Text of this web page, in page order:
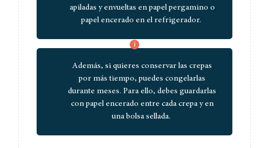
apiladas y envueltas en papel pergamino o
papel encerado en el refrigerador.
Además, si quieres conservar las crepas
por más tiempo, puedes congelarlas
durante meses. Para ello, debes guardarlas
con papel encerado entre cada crepa y en
una bolsa sellada.